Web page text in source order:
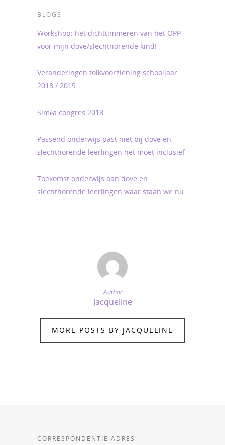
BLOGS
Workshop: het dichttimmeren van het OPP
voor mijn dove/slechthorende kind!
Veranderingen tolkvoorziening schooljaar
2018 / 2019
Siméa congres 2018
Passend onderwijs past niet bij dove en
slechthorende leerlingen het moet inclusief
Toekomst onderwijs aan dove en
slechthorende leerlingen waar staan we nu
Author
Jacqueline
MORE POSTS BY JACQUELINE
CORRESPONDENTIE ADRES